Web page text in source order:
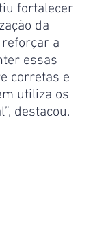
fortalecer
da
a
essas
corretas e
utiliza os
destacou.